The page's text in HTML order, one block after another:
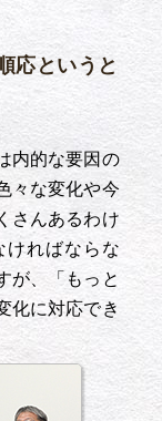
応というと
内的な要因の
々な変化や今
さんあるわけ
ければならな
が、「もっと
化に対応でき